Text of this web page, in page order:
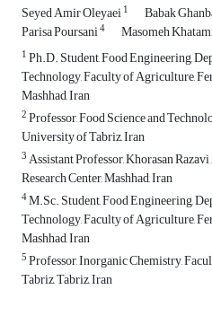
Seyed Amir Oleyaei1 Babak
Parisa Poursani4 Masomeh
1Ph.D. Student, Food Engineering,
Technology, Faculty of Agriculture,
Mashhad, Iran
2Professor, Food Science and
University of Tabriz, Iran
3Assistant Professor, Khorasan
Research Center, Mashhad, Iran
4M.Sc. Student, Food Engineering,
Technology, Faculty of Agriculture,
Mashhad, Iran
5Professor, Inorganic Chemistry,
Tabriz, Tabriz, Iran